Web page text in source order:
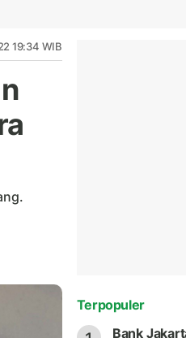
19:34 WIB
Terpopuler
Bank